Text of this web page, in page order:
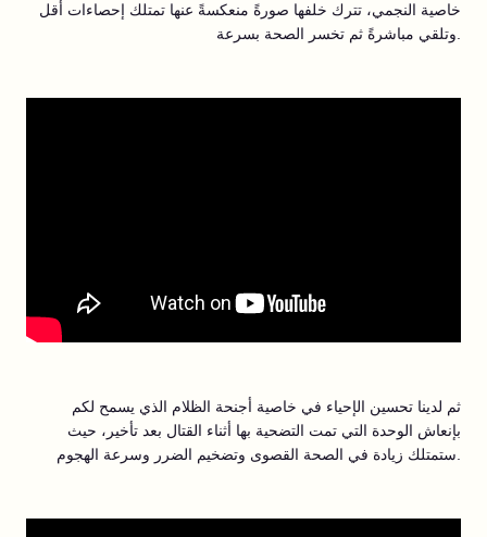
خاصية النجمي، تترك خلفها صورةً منعكسةً عنها تمتلك إحصاءات أقل
ثم لدينا تحسين الإحياء في خاصية أجنحة الظلام الذي يسمح لكم
بإنعاش الوحدة التي تمت التضحية بها أثناء القتال بعد تأخير، حيث